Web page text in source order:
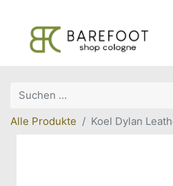
Alle Produkte Koel Dylan